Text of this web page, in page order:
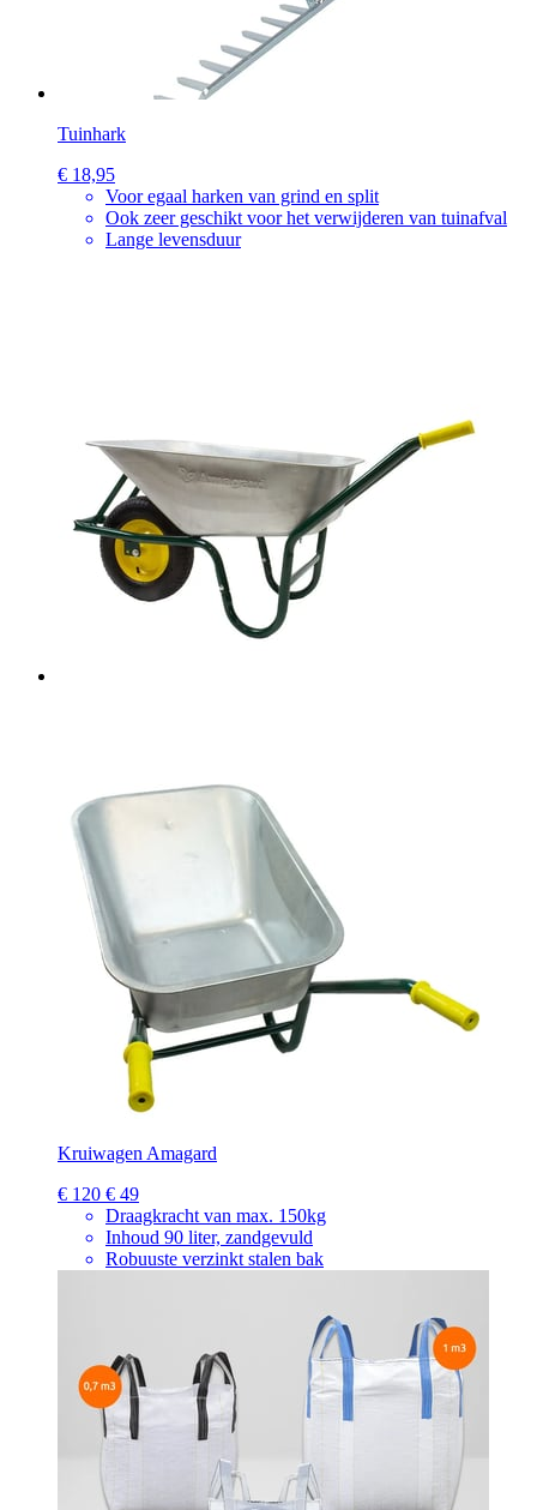
Tuinhark
€ 18,95
Voor egaal harken van grind en split
Ook zeer geschikt voor het verwijderen van tuinafval
Lange levensduur
Kruiwagen Amagard
€ 120 € 49
Draagkracht van max. 150kg
Inhoud 90 liter, zandgevuld
Robuuste verzinkt stalen bak